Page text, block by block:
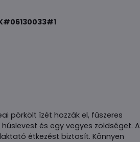
pörkölt ízét hozzák el, fűszeres
és egy vegyes zöldséget. A
étkezést biztosít. Könnyen